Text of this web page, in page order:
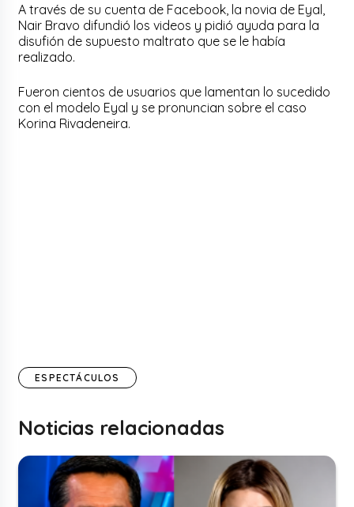
A través de su cuenta de Facebook, la novia de Eyal,
Nair Bravo difundió los videos y pidió ayuda para la
disufión de supuesto maltrato que se le había
realizado.
Fueron cientos de usuarios que lamentan lo sucedido
con el modelo Eyal y se pronuncian sobre el caso
Korina Rivadeneira.
ESPECTÁCULOS
Noticias relacionadas